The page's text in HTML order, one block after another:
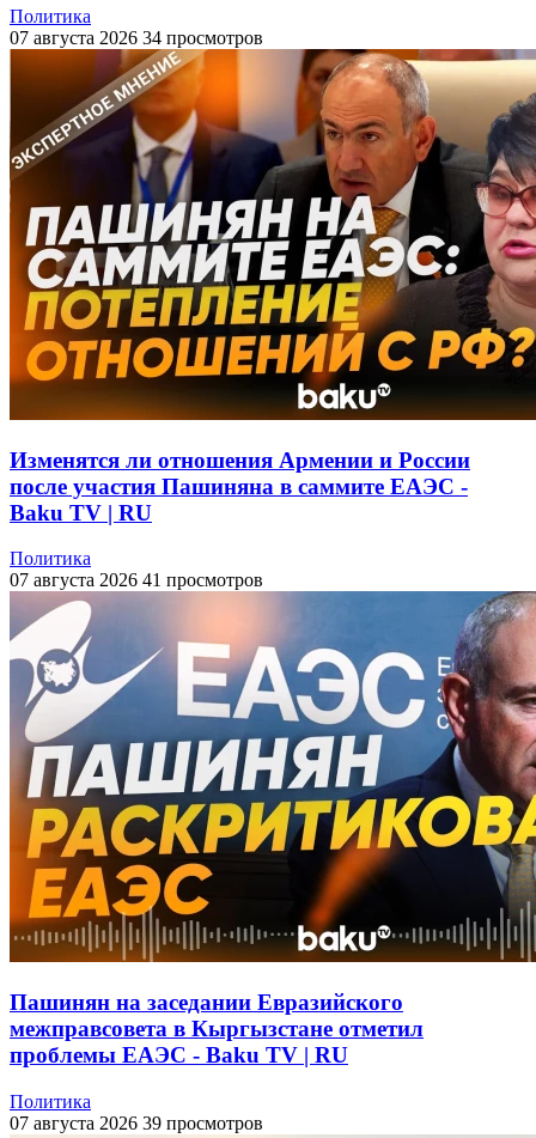
Политика
07 августа 2026 34 просмотров
Изменятся ли отношения Армении и России
после участия Пашиняна в саммите ЕАЭС -
Baku TV | RU
Политика
07 августа 2026 41 просмотров
Пашинян на заседании Евразийского
межправсовета в Кыргызстане отметил
проблемы ЕАЭС - Baku TV | RU
Политика
07 августа 2026 39 просмотров